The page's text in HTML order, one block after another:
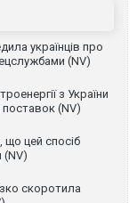
українців про
(NV)
з України
(NV)
що цей спосіб
(NV)
скоротила